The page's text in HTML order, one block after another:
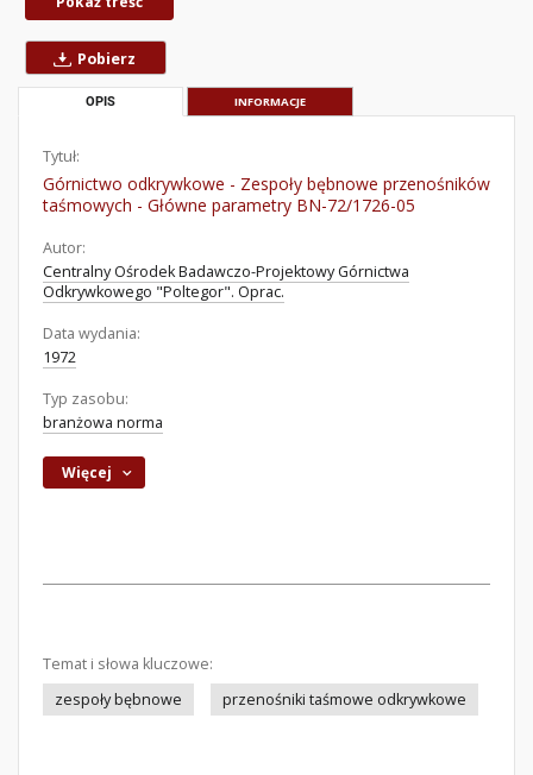
Pobierz
OPIS INFORMACJE
Tytuł:
Górnictwo odkrywkowe - Zespoły bębnowe przenośników
taśmowych - Główne parametry BN-72/1726-05
Autor:
Centralny Ośrodek Badawczo-Projektowy Górnictwa
Odkrywkowego "Poltegor". Oprac.
Data wydania:
1972
Typ zasobu:
branżowa norma
Więcej
Temat i słowa kluczowe:
zespoły bębnowe
przenośniki taśmowe odkrywkowe